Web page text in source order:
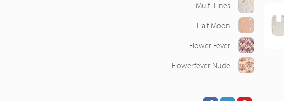
Multi Lines
Half Moon
Flower Fever
Flowerfever Nude